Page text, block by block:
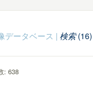
データベース | 検索(16)
: 638